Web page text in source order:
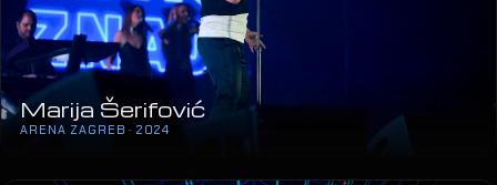
Marija Šerifović
ARENA ZAGREB · 2024